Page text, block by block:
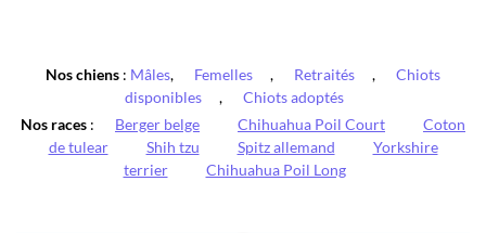
Nos chiens : Mâles, Femelles , Retraités ,
Chiots
disponibles
,
Chiots adoptés
Nos races : Berger belge Chihuahua Poil Court
Coton
de tulear
Shih tzu Spitz allemand
Yorkshire
terrier
Chihuahua Poil Long